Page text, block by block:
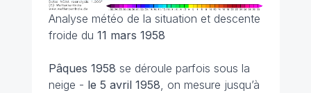
Analyse météo de la situation et descente
froide du 11 mars 1958
Pâques 1958 se déroule parfois sous la
neige - le 5 avril 1958, on mesure jusqu’à